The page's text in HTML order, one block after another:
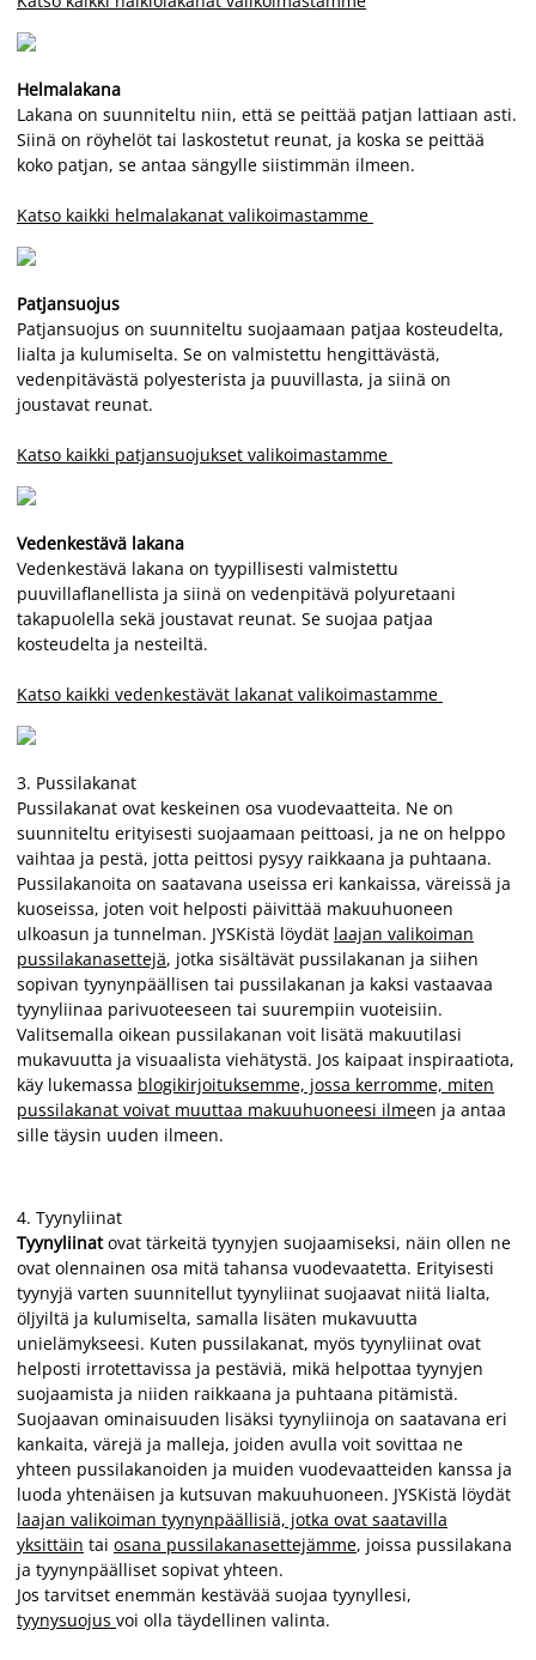
Helmalakana
Lakana on suunniteltu niin, että se peittää patjan lattiaan asti.
Siinä on röyhelöt tai laskostetut reunat, ja koska se peittää
koko patjan, se antaa sängylle siistimmän ilmeen.
Katso kaikki helmalakanat valikoimastamme
Patjansuojus
Patjansuojus on suunniteltu suojaamaan patjaa kosteudelta,
lialta ja kulumiselta. Se on valmistettu hengittävästä,
vedenpitävästä polyesterista ja puuvillasta, ja siinä on
joustavat reunat.
Katso kaikki patjansuojukset valikoimastamme
Vedenkestävä lakana
Vedenkestävä lakana on tyypillisesti valmistettu
puuvillaflanellista ja siinä on vedenpitävä polyuretaani
takapuolella sekä joustavat reunat. Se suojaa patjaa
kosteudelta ja nesteiltä.
Katso kaikki vedenkestävät lakanat valikoimastamme
3. Pussilakanat
Pussilakanat ovat keskeinen osa vuodevaatteita. Ne on
suunniteltu erityisesti suojaamaan peittoasi, ja ne on helppo
vaihtaa ja pestä, jotta peittosi pysyy raikkaana ja puhtaana.
Pussilakanoita on saatavana useissa eri kankaissa, väreissä ja
kuoseissa, joten voit helposti päivittää makuuhuoneen
ulkoasun ja tunnelman. JYSKistä löydät laajan valikoiman
pussilakanasettejä, jotka sisältävät pussilakanan ja siihen
sopivan tyynynpäällisen tai pussilakanan ja kaksi vastaavaa
tyynyliinaa parivuoteeseen tai suurempiin vuoteisiin.
Valitsemalla oikean pussilakanan voit lisätä makuutilasi
mukavuutta ja visuaalista viehätystä. Jos kaipaat inspiraatiota,
käy lukemassa blogikirjoituksemme, jossa kerromme, miten
pussilakanat voivat muuttaa makuuhuoneesi ilmeen ja antaa
sille täysin uuden ilmeen.
4. Tyynyliinat
Tyynyliinatovat tärkeitä tyynyjen suojaamiseksi, näin ollen ne
ovat olennainen osa mitä tahansa vuodevaatetta. Erityisesti
tyynyjä varten suunnitellut tyynyliinat suojaavat niitä lialta,
öljyiltä ja kulumiselta, samalla lisäten mukavuutta
unielämykseesi. Kuten pussilakanat, myös tyynyliinat ovat
helposti irrotettavissa ja pestäviä, mikä helpottaa tyynyjen
suojaamista ja niiden raikkaana ja puhtaana pitämistä.
Suojaavan ominaisuuden lisäksi tyynyliinoja on saatavana eri
kankaita, värejä ja malleja, joiden avulla voit sovittaa ne
yhteen pussilakanoiden ja muiden vuodevaatteiden kanssa ja
luoda yhtenäisen ja kutsuvan makuuhuoneen. JYSKistä löydät
laajan valikoiman tyynynpäällisiä, jotka ovat saatavilla
yksittäin tai osana pussilakanasettejämme, joissa pussilakana
ja tyynynpäälliset sopivat yhteen.
Jos tarvitset enemmän kestävää suojaa tyynyllesi,
tyynysuojus voi olla täydellinen valinta.